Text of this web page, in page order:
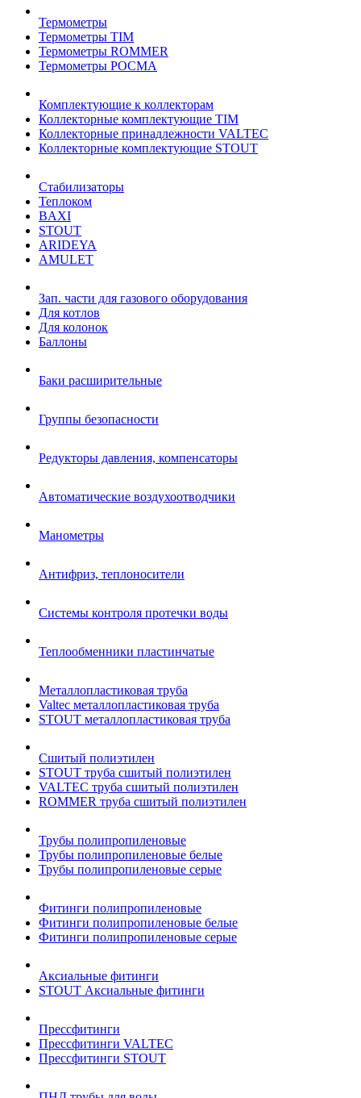
Термометры
Термометры TIM
Термометры ROMMER
Термометры РОСМА
Комплектующие к коллекторам
Коллекторные комплектующие TIM
Коллекторные принадлежности VALTEC
Коллекторные комплектующие STOUT
Стабилизаторы
Теплоком
BAXI
STOUT
ARIDEYA
AMULET
Зап. части для газового оборудования
Для котлов
Для колонок
Баллоны
Баки расширительные
Группы безопасности
Редукторы давления, компенсаторы
Автоматические воздухоотводчики
Манометры
Антифриз, теплоносители
Системы контроля протечки воды
Теплообменники пластинчатые
Металлопластиковая труба
Valtec металлопластиковая труба
STOUT металлопластиковая труба
Сшитый полиэтилен
STOUT труба сшитый полиэтилен
VALTEC труба сшитый полиэтилен
ROMMER труба сшитый полиэтилен
Трубы полипропиленовые
Трубы полипропиленовые белые
Трубы полипропиленовые серые
Фитинги полипропиленовые
Фитинги полипропиленовые белые
Фитинги полипропиленовые серые
Аксиальные фитинги
STOUT Аксиальные фитинги
Прессфитинги
Прессфитинги VALTEC
Прессфитинги STOUT